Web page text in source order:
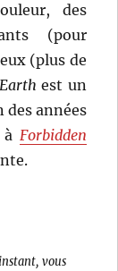
des
(pour
(plus de
est un
années
à Forbidden
vous